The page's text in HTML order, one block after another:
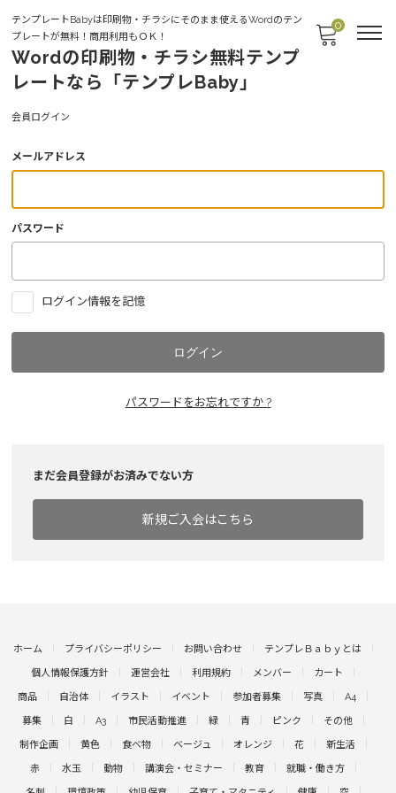
テンプレートBabyは印刷物・チラシにそのまま使えるWordのテン
プレートが無料！商用利用もＯＫ！
Wordの印刷物・チラシ無料テンプ
レートなら「テンプレBaby」
0
Login
会員ログイン
メールアドレス
パスワード
ログイン情報を記憶
パスワードをお忘れですか ?
まだ会員登録がお済みでない方
新規ご入会はこちら
ホーム プライバシーポリシー お問い合わせ テンプレＢａｂｙとは
個人情報保護方針 運営会社 利用規約 メンバー カート
商品 自治体 イラスト イベント 参加者募集 写真 A4
募集 白 A3 市民活動推進 緑 青 ピンク その他
制作企画 黄色 食べ物 ベージュ オレンジ 花 新生活
赤 水玉 動物 講演会・セミナー 教育 就職・働き方